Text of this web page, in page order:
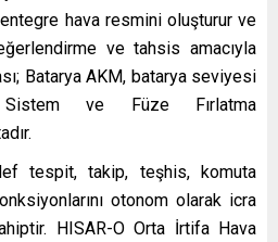
entegre hava resmini oluşturur ve
ve tahsis amacıyla
Batarya AKM, batarya seviyesi
Sistem ve Füze Fırlatma
tespit, takip, teşhis, komuta
otonom olarak icra
HISAR-O Orta İrtifa Hava